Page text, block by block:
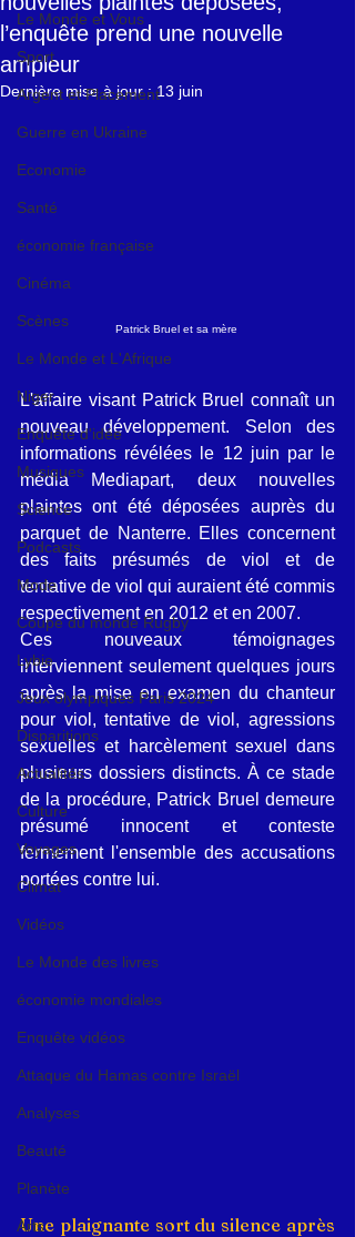
Le Monde et Vous
Sport
Argent et Placement
Guerre en Ukraine
Economie
Santé
économie française
Cinéma
Scènes
Le Monde et L'Afrique
Niger
Enquête d'idée
Musiques
Science
Podcasts
Mode
Coupe du monde Rugby
Lybie
Jeux olympiques Paris 2024
Disparitions
Actualités
Culture
Voyages
Climat
Vidéos
Le Monde des livres
économie mondiales
Enquête vidéos
Attaque du Hamas contre Israël
Analyses
Beauté
Planète
Arts
l’enquête prend une nouvelle
ampleur
Dernière mise à jour :13 juin
Patrick Bruel et sa mère
L'affaire visant Patrick Bruel connaît un
nouveau développement. Selon des
informations révélées le 12 juin par le
média Mediapart, deux nouvelles
plaintes ont été déposées auprès du
parquet de Nanterre. Elles concernent
des faits présumés de viol et de
tentative de viol qui auraient été commis
respectivement en 2012 et en 2007.
Ces nouveaux témoignages
interviennent seulement quelques jours
après la mise en examen du chanteur
pour viol, tentative de viol, agressions
sexuelles et harcèlement sexuel dans
plusieurs dossiers distincts. À ce stade
de la procédure, Patrick Bruel demeure
présumé innocent et conteste
fermement l'ensemble des accusations
portées contre lui.
Une plaignante sort du silence après